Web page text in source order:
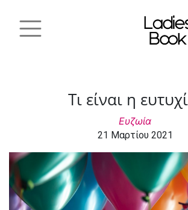
Τι είναι η
Ευζωία
21 Μαρτίου 2021